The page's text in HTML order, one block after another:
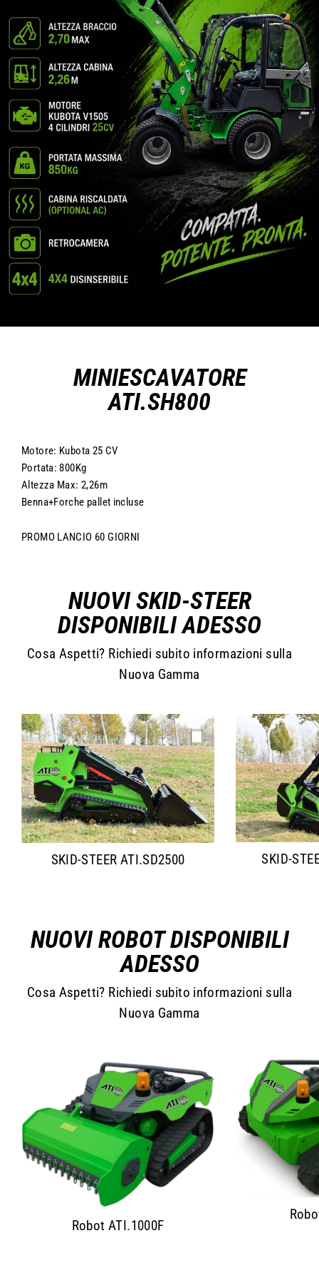
MINIESCAVATORE
ATI.SH800
Motore: Kubota 25 CV
Portata: 800Kg
Altezza Max: 2,26m
Benna+Forche pallet incluse
PROMO LANCIO 60 GIORNI
NUOVI SKID-STEER
DISPONIBILI ADESSO
Cosa Aspetti? Richiedi subito informazioni sulla
Nuova Gamma
SKID-STEER ATI.SD2500 SKID-
NUOVI ROBOT DISPONIBILI
ADESSO
Cosa Aspetti? Richiedi subito informazioni sulla
Nuova Gamma
Robot ATI.1000F